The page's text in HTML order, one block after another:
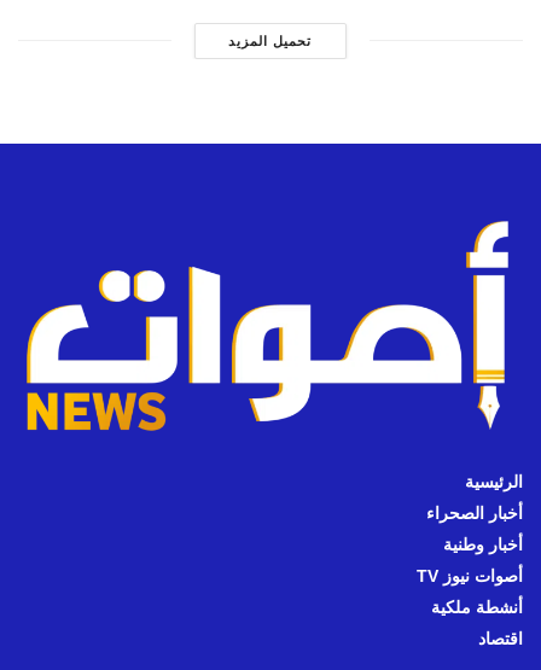
تحميل المزيد
الرئيسية
أخبار الصحراء
أخبار وطنية
أصوات نيوز TV
أنشطة ملكية
اقتصاد